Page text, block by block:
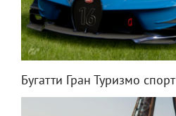
Бугатти Гран Туризмо спорт